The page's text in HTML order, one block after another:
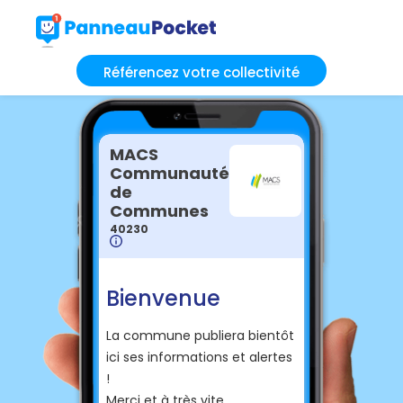
Référencez votre collectivité
MACS
Communauté
de
Communes
40230
Bienvenue
La commune publiera bientôt
ici ses informations et alertes
!